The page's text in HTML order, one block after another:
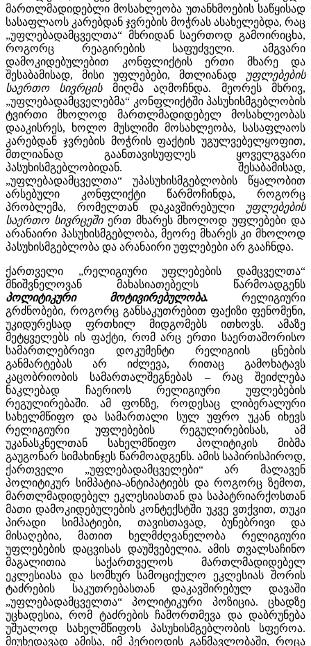
მართლმადიდებლი მოსახლეობა უთანხმოების საწყისად
სასაფლაოს კარებდან ჯვრების მოჭრას ასახელებდა, რაც
„უფლებადამცველთა“ მხრიდან საერთოდ გამოირიცხა,
როგორც რეაგირების საფუძველი. ამგვარი
დამოკიდებულებით კონფლიქტის ერთი მხარე და
შესაბამისად, მისი უფლებები, მთლიანად უფლებების
საერთო სივრცისმიღმა აღმოჩნდა. მეორეს მხრივ,
„უფლებადამცველებმა“ კონფლიქტში პასუხისმგებლობის
ტვირთი მხოლოდ მართლმადიდებელ მოსახლეობას
დააკისრეს, ხოლო მუსლიმი მოსახლეობა, სასაფლაოს
კარებდან ჯვრების მოჭრის ფაქტის უგულვებელყოფით,
მთლიანად გაანთავისუფლეს ყოველგვარი
პასუხისმგებლობიდან. შესაბამისად,
„უფლებადამცველთა“ უპასუხისმგებლობის წყალობით
არსებული კონფლიქტი წარმოჩინდა, როგორც
პრობლემა, რომელთან დაკავშირებული უფლებების
საერთო სივრცეში ერთ მხარეს მხოლოდ უფლებები და
არანაირი პასუხისმგებლობა, მეორე მხარეს კი მხოლოდ
პასუხისმგებლობა და არანაირი უფლებები არ გააჩნდა.
ქართველი „რელიგიური უფლებების დამცველთა“
მნიშვნელოვან მახასიათებელს წარმოადგენს
პოლიტიკური მოტივირებულობა. რელიგიური
გრძნობები, როგორც განსაკუთრებით ფაქიზი ფენომენი,
უკიდურესად ფრთხილ მიდგომებს ითხოვს. ამაზე
მეტყველებს ის ფაქტი, რომ არც ერთი საერთაშორისო
სამართლებრივი დოკუმენტი რელიგიის ცნების
განმარტებას არ იძლევა, რითაც გამოხატავს
კაცობრიობის სამართალშეგნებას – რაც შეიძლება
ნაკლებად ჩაერიოს რელიგიური უფლებების
რეგულირებაში. ამ ფონზე, როდესაც ლიბერალური
სახელმწიფო და სამართალი სულ უფრო უკან იხევს
რელიგიური უფლებების რეგულირებისას, ამ
უკანასკნელთან სახელმწიფო პოლიტიკის მიბმა
გაუგონარ სიმახინჯეს წარმოადგენს. ამის საპირისპიროდ,
ქართველი „უფლებადამცველები“ არ მალავენ
პოლიტიკურ სიმპატია-ანტიპატიებს და როგორც ზემოთ,
მართლმადიდებელ ეკლესიასთან და საპატრიარქოსთან
მათი დამოკიდებულების კონტექსტში უკვე ვთქვით, თუკი
პირადი სიმპატიები, თავისთავად, ბუნებრივი და
მისაღებია, მათით ხელმძღვანელობა რელიგიური
უფლებების დაცვისას დაუშვებელია. ამის თვალსაჩინო
მაგალითია საქართველოს მართლმადიდებელ
ეკლესიასა და სომხურ სამოციქულო ეკლესიას შორის
ტაძრების საკუთრებასთან დაკავშირებულ დავაში
„უფლებადამცველთა“ პოლიტიკური პოზიცია. ცხადზე
უცხადესია, რომ ტაძრების ჩამორთმევა და დაბრუნება
უშუალოდ სახელმწიფოს პასუხისმგებლობის სფეროა.
მიუხედავად ამისა, იმ პერიოდის განმავლობაში, როცა